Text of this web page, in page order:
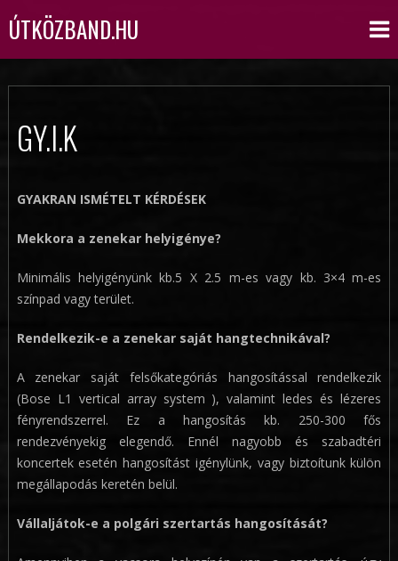
ÚTKÖZBAND.HU
GY.I.K
GYAKRAN ISMÉTELT KÉRDÉSEK
Mekkora a zenekar helyigénye?
Minimális helyigényünk kb.5 X 2.5 m-es vagy kb. 3×4 m-es
színpad vagy terület.
Rendelkezik-e a zenekar saját hangtechnikával?
A zenekar saját felsőkategóriás hangosítással rendelkezik
(Bose L1 vertical array system ), valamint ledes és lézeres
fényrendszerrel. Ez a hangosítás kb. 250-300 fős
rendezvényekig elegendő. Ennél nagyobb és szabadtéri
koncertek esetén hangosítást igénylünk, vagy biztoítunk külön
megállapodás keretén belül.
Vállaljátok-e a polgári szertartás hangosítását?